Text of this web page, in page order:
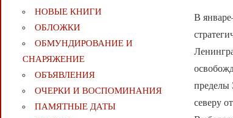
В
пределы
северу
НОВЫЕ КНИГИ
ОБЛОЖКИ
ОБМУНДИРОВАНИЕ И
СНАРЯЖЕНИЕ
ОБЪЯВЛЕНИЯ
ОЧЕРКИ И ВОСПОМИНАНИЯ
ПАМЯТНЫЕ ДАТЫ